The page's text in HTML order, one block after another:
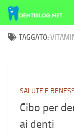
Skip to content
TAGGATO:
SALUTE E
Cibo per
ai denti